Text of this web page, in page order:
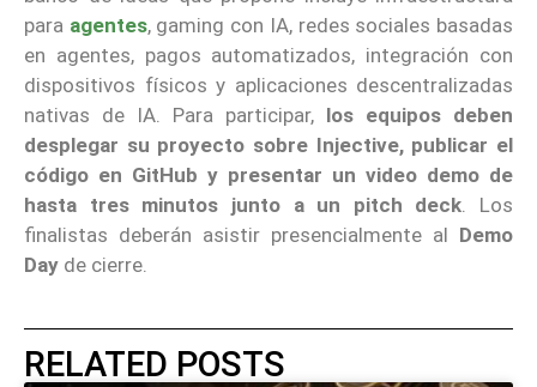
para agentes, gaming con IA, redes sociales basadas
en agentes, pagos automatizados, integración con
dispositivos físicos y aplicaciones descentralizadas
nativas de IA. Para participar, los equipos deben
desplegar su proyecto sobre Injective, publicar el
código en GitHub y presentar un video demo de
hasta tres minutos junto a un pitch deck . Los
finalistas deberán asistir presencialmente al Demo
Day de cierre.
RELATED POSTS